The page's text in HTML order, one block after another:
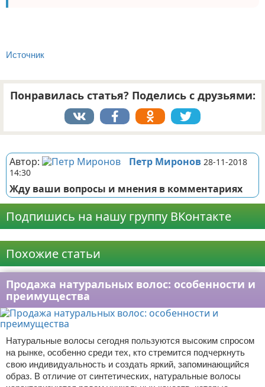
Источник
Понравилась статья? Поделись с друзьями:
Автор: Петр Миронов 28-11-2018
14:30
Жду ваши вопросы и мнения в комментариях
Подпишись на нашу группу ВКонтакте
Похожие статьи
Продажа натуральных волос: особенности и
преимущества
Натуральные волосы сегодня пользуются высоким спросом
на рынке, особенно среди тех, кто стремится подчеркнуть
свою индивидуальность и создать яркий, запоминающийся
образ. В отличие от синтетических, натуральные волосы